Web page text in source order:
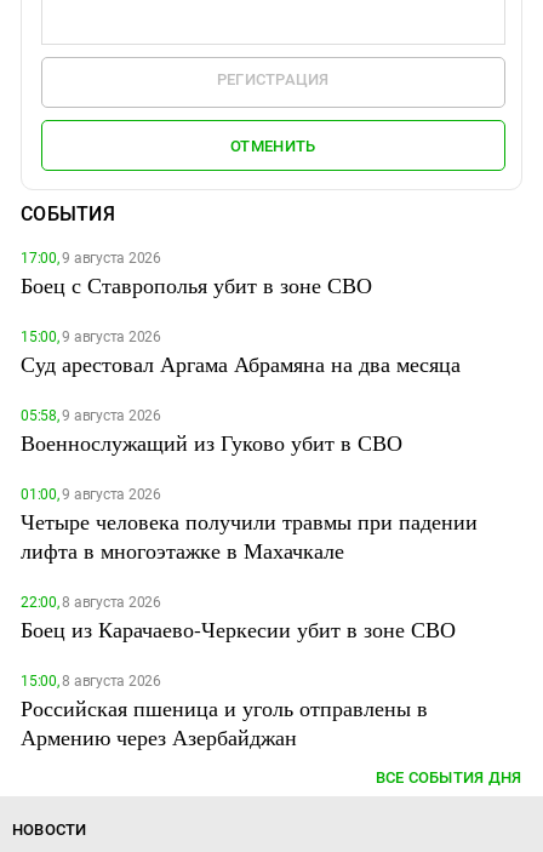
РЕГИСТРАЦИЯ
ОТМЕНИТЬ
СОБЫТИЯ
17:00,9 августа 2026
Боец с Ставрополья убит в зоне СВО
15:00,9 августа 2026
Суд арестовал Аргама Абрамяна на два месяца
05:58,9 августа 2026
Военнослужащий из Гуково убит в СВО
01:00,9 августа 2026
Четыре человека получили травмы при падении
лифта в многоэтажке в Махачкале
22:00,8 августа 2026
Боец из Карачаево-Черкесии убит в зоне СВО
15:00,8 августа 2026
Российская пшеница и уголь отправлены в
Армению через Азербайджан
ВСЕ СОБЫТИЯ ДНЯ
НОВОСТИ